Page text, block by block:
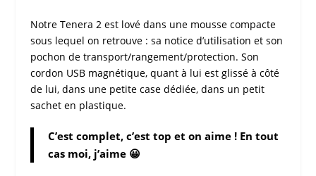
Notre Tenera 2 est lové dans une mousse compacte
sous lequel on retrouve : sa notice d’utilisation et son
pochon de transport/rangement/protection. Son
cordon USB magnétique, quant à lui est glissé à côté
de lui, dans une petite case dédiée, dans un petit
sachet en plastique.
C’est complet, c’est top et on aime ! En tout
cas moi, j’aime 😀